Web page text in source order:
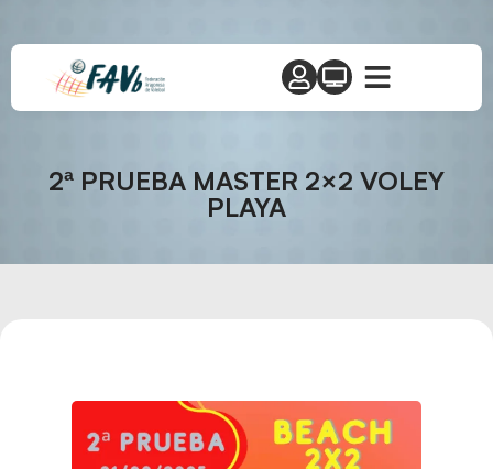
2ª PRUEBA MASTER 2×2 VOLEY
PLAYA